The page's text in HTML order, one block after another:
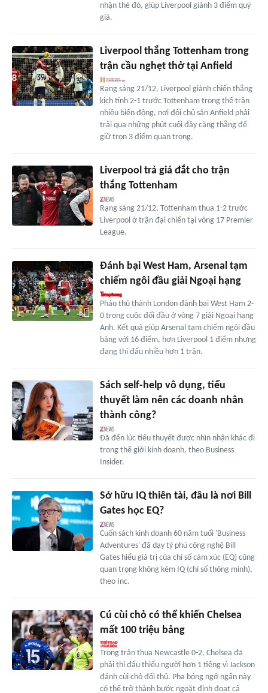
nhận thẻ đỏ, giúp Liverpool giành 3 điểm quý
giá.
Liverpool thắng Tottenham trong
trận cầu nghẹt thở tại Anfield
Rạng sáng 21/12, Liverpool giành chiến thắng
kịch tính 2-1 trước Tottenham trong thế trận
nhiều biến động, nơi đội chủ sân Anfield phải
trải qua những phút cuối đầy căng thẳng để
giữ trọn 3 điểm quan trọng.
Liverpool trả giá đắt cho trận
thắng Tottenham
Rạng sáng 21/12, Tottenham thua 1-2 trước
Liverpool ở trận đại chiến tại vòng 17 Premier
League.
Đánh bại West Ham, Arsenal tạm
chiếm ngôi đầu giải Ngoại hạng
Pháo thủ thành London đánh bại West Ham 2-
0 trong cuộc đối đầu ở vòng 7 giải Ngoại hạng
Anh. Kết quả giúp Arsenal tạm chiếm ngôi đầu
bảng với 16 điểm, hơn Liverpool 1 điểm nhưng
đang thi đấu nhiều hơn 1 trận.
Sách self-help vô dụng, tiểu
thuyết làm nên các doanh nhân
thành công?
Đã đến lúc tiểu thuyết được nhìn nhận khác đi
trong thế giới kinh doanh, theo Business
Insider.
Sở hữu IQ thiên tài, đâu là nơi Bill
Gates học EQ?
Cuốn sách kinh doanh 60 năm tuổi 'Business
Adventures' đã dạy tỷ phú công nghệ Bill
Gates hiểu giá trị của chỉ số cảm xúc (EQ) cũng
quan trọng không kém IQ (chỉ số thông minh),
theo Inc.
Cú cùi chỏ có thể khiến Chelsea
mất 100 triệu bảng
Trong trận thua Newcastle 0-2, Chelsea đã
phải thi đấu thiếu người hơn 1 tiếng vì Jackson
đánh cùi chỏ đối thủ. Pha bóng ngớ ngẩn này
có thể trở thành bước ngoặt định đoạt cả